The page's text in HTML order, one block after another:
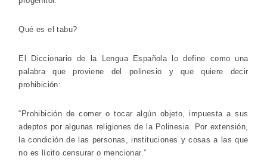
Qué es el tabu?
El Diccionario de la Lengua Española lo define como una
palabra que proviene del polinesio y que quiere decir
prohibición:
“Prohibición de comer o tocar algún objeto, impuesta a sus
adeptos por algunas religiones de la Polinesia. Por extensión,
la condición de las personas, instituciones y cosas a las que
no es lícito censurar o mencionar.”